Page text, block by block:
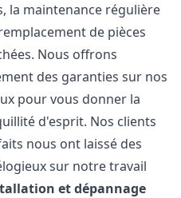
la maintenance régulière
de pièces
Nous offrons
des garanties sur nos
pour vous donner la
d'esprit. Nos clients
nous ont laissé des
sur notre travail
et dépannage